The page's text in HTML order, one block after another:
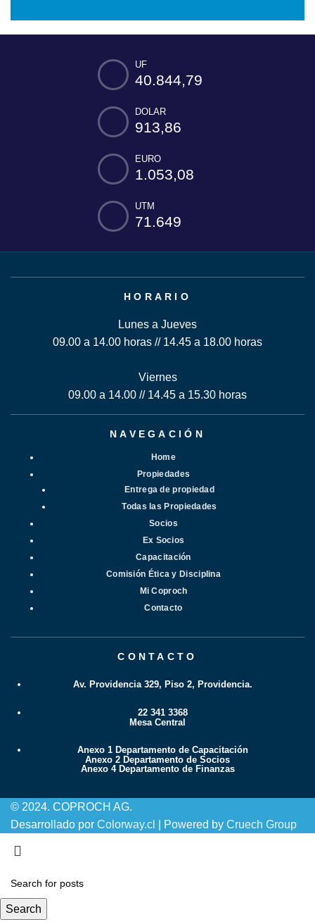
UF
40.844,79
DOLAR
913,86
EURO
1.053,08
UTM
71.649
HORARIO
Lunes a Jueves
09.00 a 14.00 horas // 14.45 a 18.00 horas
Viernes
09.00 a 14.00 // 14.45 a 15.30 horas
NAVEGACIÓN
Home
Propiedades
Entrega de propiedad
Todas las Propiedades
Socios
Ex Socios
Capacitación
Comisión Ética y Disciplina
Mi Coproch
Contacto
CONTACTO
Av. Providencia 329, Piso 2, Providencia.
22 341 3368
Mesa Central
Anexo 1 Departamento de Capacitación
Anexo 2 Departamento de Socios
Anexo 4 Departamento de Finanzas
© 2024. COPROCH AG.
Desarrollado por Colorway.cl | Powered by Cruech Group
Search